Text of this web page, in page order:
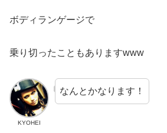
ボディランゲージで
乗り切ったこともありますwww
KYOHEI
なんとかなります！